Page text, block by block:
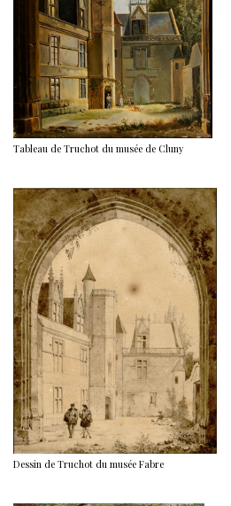
Tableau de Truchot du musée de Cluny
Dessin de Truchot du musée Fabre